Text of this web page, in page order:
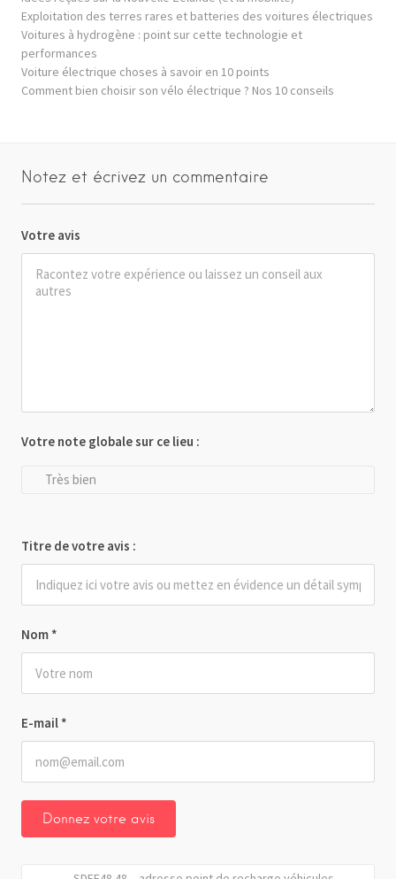
Exploitation des terres rares et batteries des voitures électriques
Voitures à hydrogène : point sur cette technologie et
performances
Voiture électrique choses à savoir en 10 points
Comment bien choisir son vélo électrique ? Nos 10 conseils
Notez et écrivez un commentaire
Votre avis
Nom *
E-mail *
Votre note globale sur ce lieu :
Très bien
Titre de votre avis :